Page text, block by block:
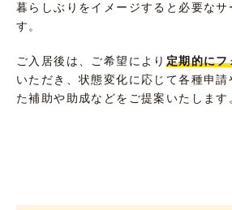
暮らしぶりをイメージすると必要なサ
す。
ご入居後は、ご希望により 定期的にフ
いただき、状態変化に応じて各種申請
た補助や助成などをご提案いたします